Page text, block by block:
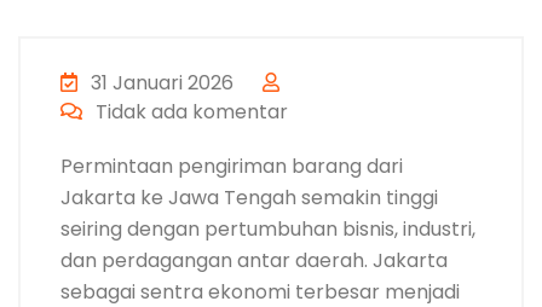
31 Januari 2026
Tidak ada komentar
Permintaan pengiriman barang dari
Jakarta ke Jawa Tengah semakin tinggi
seiring dengan pertumbuhan bisnis, industri,
dan perdagangan antar daerah. Jakarta
sebagai sentra ekonomi terbesar menjadi